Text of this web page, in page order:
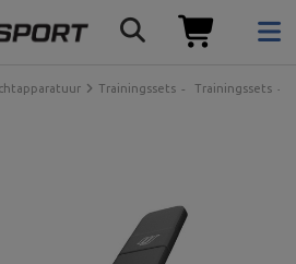
Trainingssets Trainingssets